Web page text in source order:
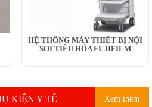
HỆ THỐNG MÁY THIẾT BỊ NỘI
SOI TIÊU HÓA FUJIFILM
KIỆN Y TẾ Xem thêm